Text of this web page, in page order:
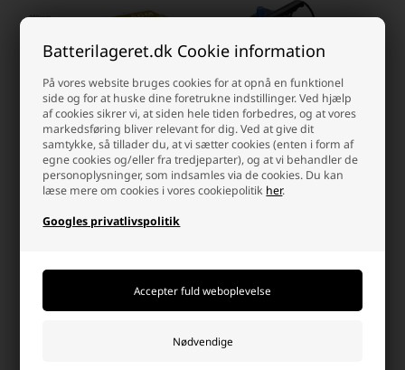
Batterilageret.dk Cookie information
På vores website bruges cookies for at opnå en funktionel
side og for at huske dine foretrukne indstillinger. Ved hjælp
af cookies sikrer vi, at siden hele tiden forbedres, og at vores
markedsføring bliver relevant for dig. Ved at give dit
samtykke, så tillader du, at vi sætter cookies (enten i form af
egne cookies og/eller fra tredjeparter), og at vi behandler de
personoplysninger, som indsamles via de cookies. Du kan
læse mere om cookies i vores cookiepolitik her.
Googles privatlivspolitik
Varta LA70 Professional Dual
70Ah 840070076
Vision EVGC8-165A-AM 8V 165Ah
På lager
-Afsendesmandag
-